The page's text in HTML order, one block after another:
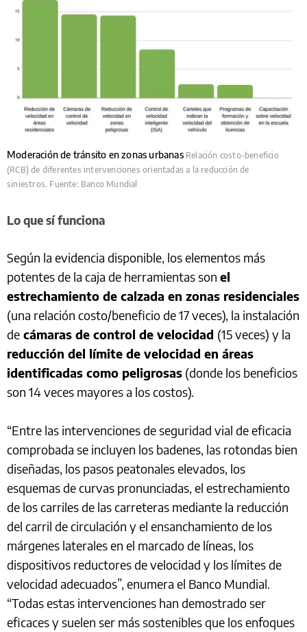
Moderación de tránsito en zonas urbanas Relación costo-beneficio
(RCB) de diferentes intervenciones orientadas a la reducción de
siniestros. Fuente: Banco Mundial
Lo que sí funciona
Según la evidencia disponible, los elementos más
potentes de la caja de herramientas son el
estrechamiento de calzada en zonas residenciales
(una relación costo/beneficio de 17 veces), la instalación
de cámaras de control de velocidad (15 veces) y la
reducción del límite de velocidad en áreas
identificadas como peligrosas (donde los beneficios
son 14 veces mayores a los costos).
“Entre las intervenciones de seguridad vial de eficacia
comprobada se incluyen los badenes, las rotondas bien
diseñadas, los pasos peatonales elevados, los
esquemas de curvas pronunciadas, el estrechamiento
de los carriles de las carreteras mediante la reducción
del carril de circulación y el ensanchamiento de los
márgenes laterales en el marcado de líneas, los
dispositivos reductores de velocidad y los límites de
velocidad adecuados”, enumera el Banco Mundial.
“Todas estas intervenciones han demostrado ser
eficaces y suelen ser más sostenibles que los enfoques